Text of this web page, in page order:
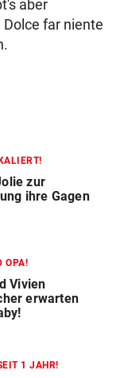
aber
far niente
zur
ihre Gagen
OPA!
Vivien
erwarten
1 JAHR!